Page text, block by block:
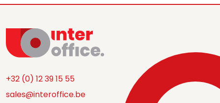
+32 (0) 12 39 15 55
sales@interoffice.be